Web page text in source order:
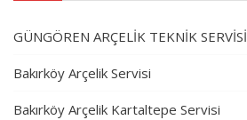
GÜNGÖREN ARÇELİK TEKNİK SERVİSİ
Bakırköy Arçelik Servisi
Bakırköy Arçelik Kartaltepe Servisi